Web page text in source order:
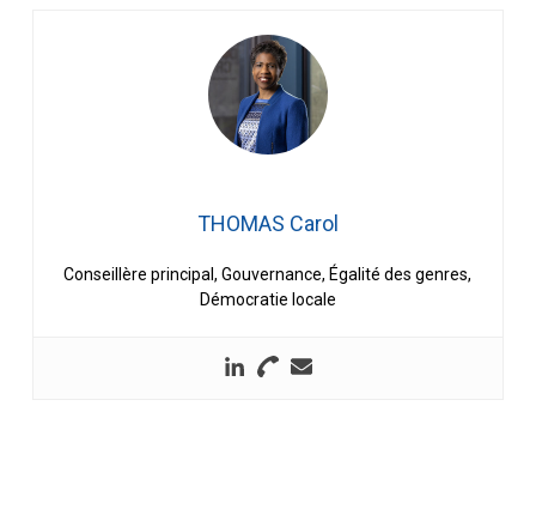
THOMAS Carol
Conseillère principal, Gouvernance, Égalité des genres,
Démocratie locale